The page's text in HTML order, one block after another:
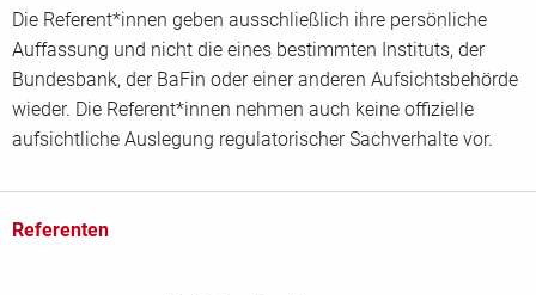
Die Referent*innen geben ausschließlich ihre persönliche
Auffassung und nicht die eines bestimmten Instituts, der
Bundesbank, der BaFin oder einer anderen Aufsichtsbehörde
wieder. Die Referent*innen nehmen auch keine offizielle
aufsichtliche Auslegung regulatorischer Sachverhalte vor.
Referenten